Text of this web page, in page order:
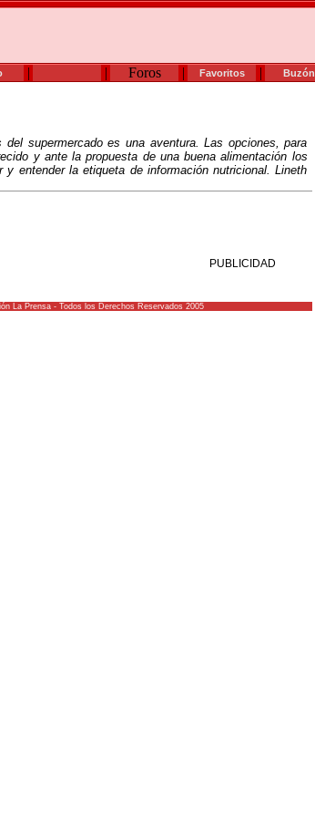
| | Foros | Favoritos | Buzón
del supermercado es una aventura. Las opciones, para
y ante la propuesta de una buena alimentación los
y entender la etiqueta de información nutricional. Lineth
PUBLICIDAD
La Prensa - Todos los Derechos Reservados 2005